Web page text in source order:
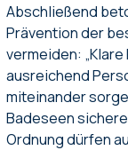
Abschließend
Prävention der
vermeiden:
ausreichend
miteinander
Badeseen
Ordnung dürfen